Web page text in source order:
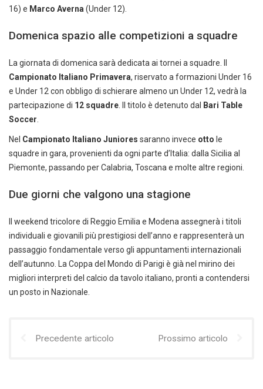
16) e Marco Averna (Under 12).
Domenica spazio alle competizioni a squadre
La giornata di domenica sarà dedicata ai tornei a squadre. Il
Campionato Italiano Primavera, riservato a formazioni Under 16
e Under 12 con obbligo di schierare almeno un Under 12, vedrà la
partecipazione di 12 squadre . Il titolo è detenuto dal Bari Table
Soccer
Nel Campionato Italiano Juniores saranno invece otto le
squadre in gara, provenienti da ogni parte d’Italia: dalla Sicilia al
Piemonte, passando per Calabria, Toscana e molte altre regioni.
Due giorni che valgono una stagione
Il weekend tricolore di Reggio Emilia e Modena assegnerà i titoli
individuali e giovanili più prestigiosi dell’anno e rappresenterà un
passaggio fondamentale verso gli appuntamenti internazionali
dell’autunno. La Coppa del Mondo di Parigi è già nel mirino dei
migliori interpreti del calcio da tavolo italiano, pronti a contendersi
un posto in Nazionale.
Precedente articolo Prossimo articolo